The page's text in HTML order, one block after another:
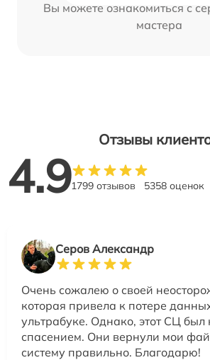
Вы можете ознакомиться с
мастера
Отзывы
4.91799 отзывов 5358 оценок
Серов Александр
Очень сожалею о своей
которая привела к потере
ультрабуке. Однако, этот СЦ был
спасением. Они вернули мои
систему правильно. Благодарю!